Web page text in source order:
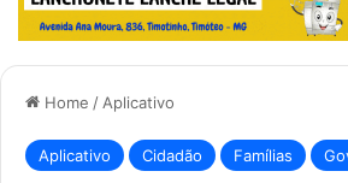
Home / Aplicativo
Aplicativo Cidadão Famílias